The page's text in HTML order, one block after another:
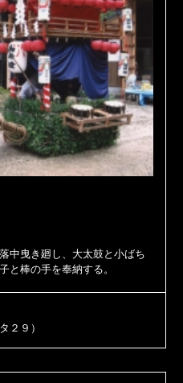
中曳き廻し、大太鼓と小ばち
と棒の手を奉納する。
２９）